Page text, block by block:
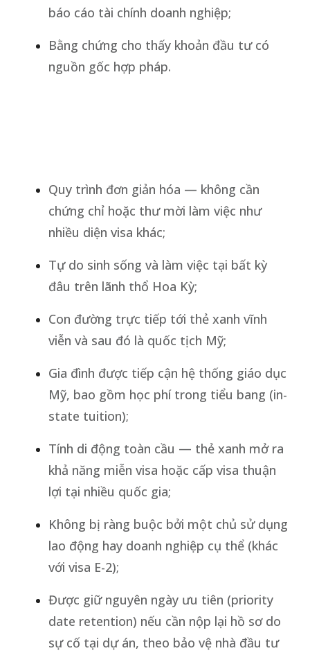
báo cáo tài chính doanh nghiệp;
Bằng chứng cho thấy khoản đầu tư có
nguồn gốc hợp pháp.
Quy trình đơn giản hóa — không cần
chứng chỉ hoặc thư mời làm việc như
nhiều diện visa khác;
Tự do sinh sống và làm việc tại bất kỳ
đâu trên lãnh thổ Hoa Kỳ;
Con đường trực tiếp tới thẻ xanh vĩnh
viễn và sau đó là quốc tịch Mỹ;
Gia đình được tiếp cận hệ thống giáo dục
Mỹ, bao gồm học phí trong tiểu bang (in-
state tuition);
Tính di động toàn cầu — thẻ xanh mở ra
khả năng miễn visa hoặc cấp visa thuận
lợi tại nhiều quốc gia;
Không bị ràng buộc bởi một chủ sử dụng
lao động hay doanh nghiệp cụ thể (khác
với visa E-2);
Được giữ nguyên ngày ưu tiên (priority
date retention) nếu cần nộp lại hồ sơ do
sự cố tại dự án, theo bảo vệ nhà đầu tư